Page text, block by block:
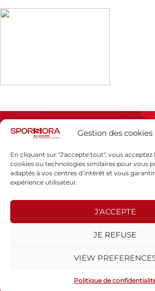
Gestion des cookies
En cliquant sur "J'accepte tout", vous acceptez
cookies ou technologies similaires pour vous
adaptés à vos centres d’intérêt et vous
expérience utilisateur.
J'ACCEPTE
JE REFUSE
VIEW
Politique de
Espace presse
Politique de
SPORSORA
75015 PARIS
WEB Stratégies- © 2026